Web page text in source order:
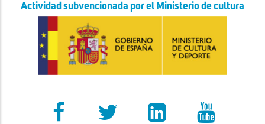
Actividad subvencionada por el Ministerio de cultura